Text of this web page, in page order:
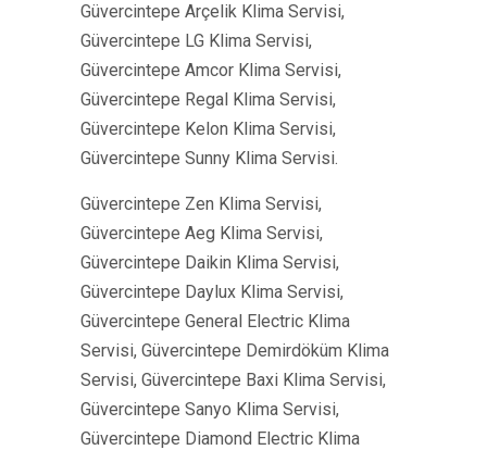
Güvercintepe Arçelik Klima Servisi,
Güvercintepe LG Klima Servisi,
Güvercintepe Amcor Klima Servisi,
Güvercintepe Regal Klima Servisi,
Güvercintepe Kelon Klima Servisi,
Güvercintepe Sunny Klima Servisi.
Güvercintepe Zen Klima Servisi,
Güvercintepe Aeg Klima Servisi,
Güvercintepe Daikin Klima Servisi,
Güvercintepe Daylux Klima Servisi,
Güvercintepe General Electric Klima
Servisi, Güvercintepe Demirdöküm Klima
Servisi, Güvercintepe Baxi Klima Servisi,
Güvercintepe Sanyo Klima Servisi,
Güvercintepe Diamond Electric Klima